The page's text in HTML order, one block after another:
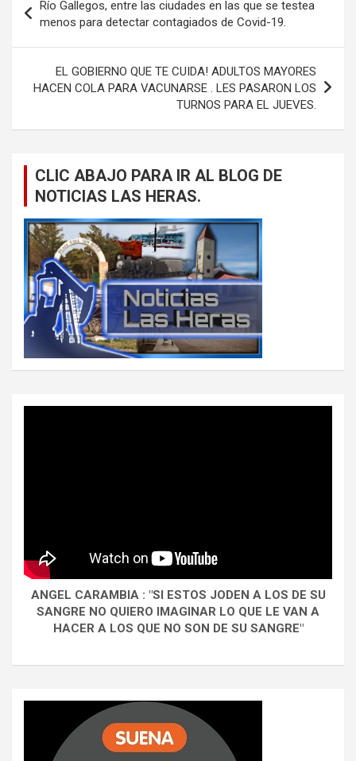
de
entradas
Río Gallegos, entre las ciudades en las que se testea
menos para detectar contagiados de Covid-19.
EL GOBIERNO QUE TE CUIDA! ADULTOS MAYORES
HACEN COLA PARA VACUNARSE . LES PASARON LOS
TURNOS PARA EL JUEVES.
CLIC ABAJO PARA IR AL BLOG DE
NOTICIAS LAS HERAS.
ANGEL CARAMBIA : "SI ESTOS JODEN A LOS DE SU
SANGRE NO QUIERO IMAGINAR LO QUE LE VAN A
HACER A LOS QUE NO SON DE SU SANGRE"